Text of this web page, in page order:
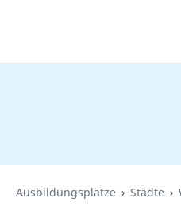
Ausbildungsplätze Städte